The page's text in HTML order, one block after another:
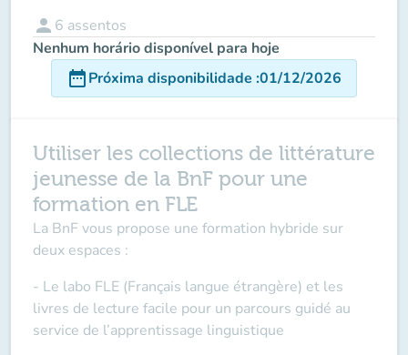
person 6 assentos
Nenhum horário disponível para hoje
date_rangePróxima disponibilidade :01/12/2026
Utiliser les collections de littérature
jeunesse de la BnF pour une
formation en FLE
La BnF vous propose une formation hybride sur
deux espaces :
- Le labo FLE (Français langue étrangère) et les
livres de lecture facile pour un parcours guidé au
service de l’apprentissage linguistique